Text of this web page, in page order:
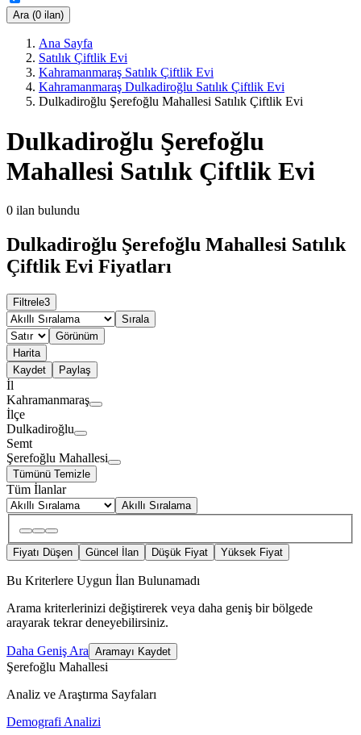
Ara (0 ilan)
Ana Sayfa
Satılık Çiftlik Evi
Kahramanmaraş Satılık Çiftlik Evi
Kahramanmaraş Dulkadiroğlu Satılık Çiftlik Evi
Dulkadiroğlu Şerefoğlu Mahallesi Satılık Çiftlik Evi
Dulkadiroğlu Şerefoğlu
Mahallesi Satılık Çiftlik Evi
0 ilan bulundu
Dulkadiroğlu Şerefoğlu Mahallesi Satılık
Çiftlik Evi Fiyatları
Filtrele3
Sırala
Görünüm
Harita
Kaydet
Paylaş
İl
Kahramanmaraş
İlçe
Dulkadiroğlu
Semt
Şerefoğlu Mahallesi
Tümünü Temizle
Tüm İlanlar
Akıllı Sıralama
Fiyatı Düşen Güncel İlan Düşük Fiyat Yüksek Fiyat
Bu Kriterlere Uygun İlan Bulunamadı
Arama kriterlerinizi değiştirerek veya daha geniş bir bölgede
arayarak tekrar deneyebilirsiniz.
Daha Geniş Ara Aramayı Kaydet
Şerefoğlu Mahallesi
Analiz ve Araştırma Sayfaları
Demografi Analizi